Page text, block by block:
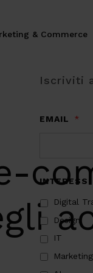
& Commerce
Iscriviti
EMAIL *
INTERESSI
Digital
Design
IT